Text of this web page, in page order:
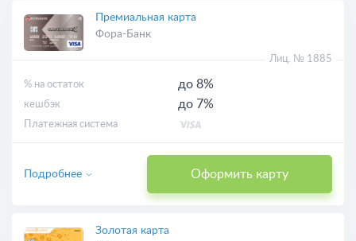
Премиальная карта
Фора-Банк
Лиц. № 1885
% на остаток до 8%
кешбэк до 7%
Платежная система
Оформить карту
Подробнее
Золотая карта